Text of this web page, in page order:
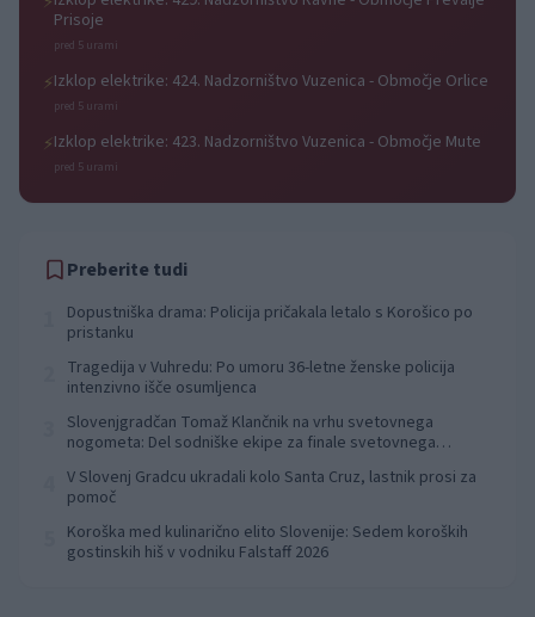
Prisoje
pred 5 urami
⚡Izklop elektrike: 424. Nadzorništvo Vuzenica - Območje Orlice
pred 5 urami
⚡Izklop elektrike: 423. Nadzorništvo Vuzenica - Območje Mute
pred 5 urami
Preberite tudi
Dopustniška drama: Policija pričakala letalo s Korošico po
pristanku
Tragedija v Vuhredu: Po umoru 36-letne ženske policija
intenzivno išče osumljenca
Slovenjgradčan Tomaž Klančnik na vrhu svetovnega
nogometa: Del sodniške ekipe za finale svetovnega
V Slovenj Gradcu ukradali kolo Santa Cruz, lastnik prosi za
pomoč
Koroška med kulinarično elito Slovenije: Sedem koroških
gostinskih hiš v vodniku Falstaff 2026